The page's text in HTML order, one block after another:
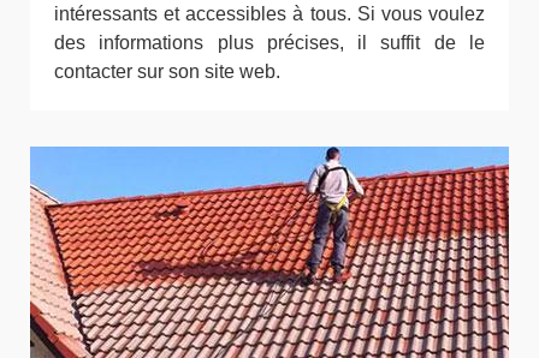
intéressants et accessibles à tous. Si vous voulez
des informations plus précises, il suffit de le
contacter sur son site web.